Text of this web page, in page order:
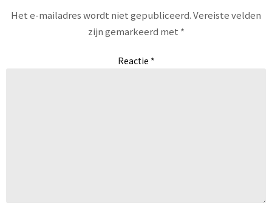
Het e-mailadres wordt niet gepubliceerd.Vereiste velden
zijn gemarkeerd met *
Reactie *